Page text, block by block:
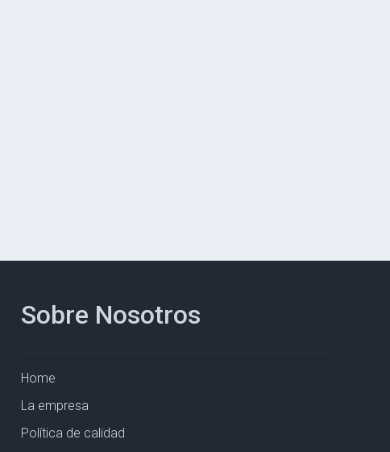
Sobre Nosotros
Home
La empresa
Política de calidad